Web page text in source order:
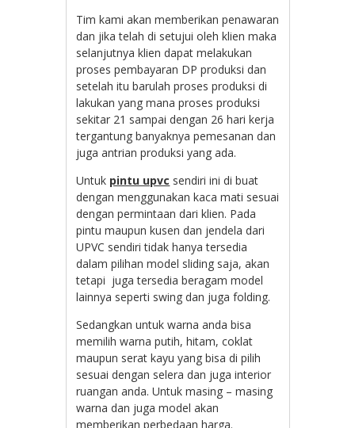
Tim kami akan memberikan penawaran
dan jika telah di setujui oleh klien maka
selanjutnya klien dapat melakukan
proses pembayaran DP produksi dan
setelah itu barulah proses produksi di
lakukan yang mana proses produksi
sekitar 21 sampai dengan 26 hari kerja
tergantung banyaknya pemesanan dan
juga antrian produksi yang ada.
Untuk pintu upvc sendiri ini di buat
dengan menggunakan kaca mati sesuai
dengan permintaan dari klien. Pada
pintu maupun kusen dan jendela dari
UPVC sendiri tidak hanya tersedia
dalam pilihan model sliding saja, akan
tetapi juga tersedia beragam model
lainnya seperti swing dan juga folding.
Sedangkan untuk warna anda bisa
memilih warna putih, hitam, coklat
maupun serat kayu yang bisa di pilih
sesuai dengan selera dan juga interior
ruangan anda. Untuk masing – masing
warna dan juga model akan
memberikan perbedaan harga.